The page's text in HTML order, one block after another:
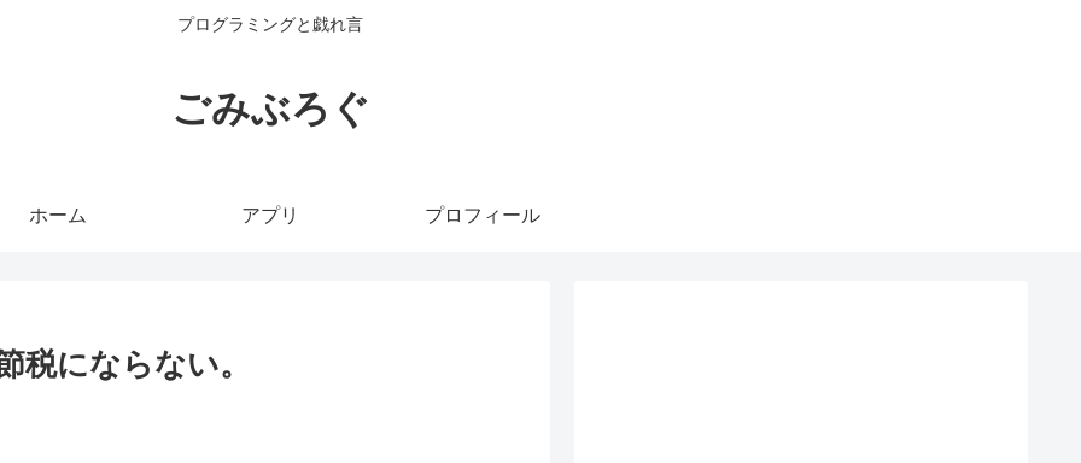
プログラミングと戯れ言
ごみぶろぐ
ホーム アプリ プロフィール
税にならない。